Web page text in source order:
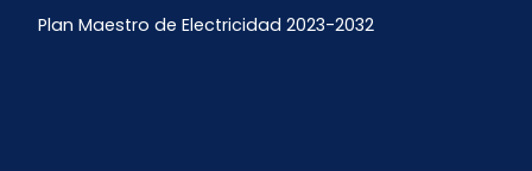
Plan Maestro de Electricidad 2023-2032